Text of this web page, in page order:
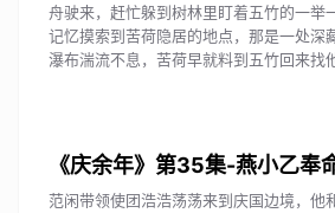
舟驶来，赶忙躲到树林里盯着五竹的一举
记忆摸索到苦荷隐居的地点，那是一处深
瀑布湍流不息，苦荷早就料到五竹回来找
《庆余年》第35集-燕小乙奉
范闲带领使团浩浩荡荡来到庆国边境，他